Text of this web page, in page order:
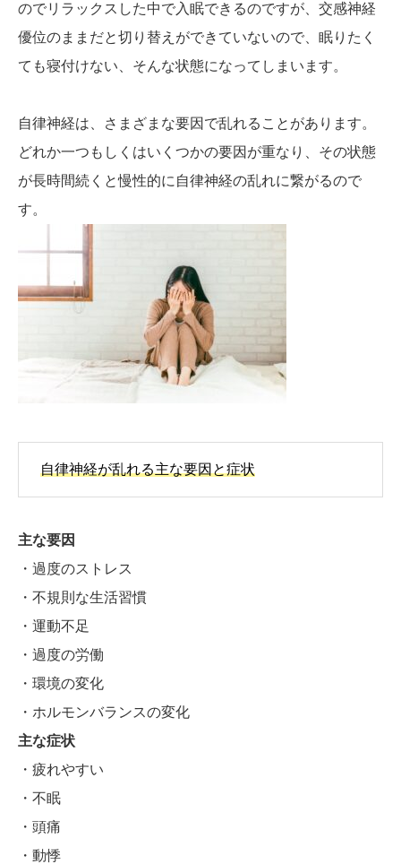
のでリラックスした中で入眠できるのですが、交感神経
優位のままだと切り替えができていないので、眠りたく
ても寝付けない、そんな状態になってしまいます。
自律神経は、さまざまな要因で乱れることがあります。
どれか一つもしくはいくつかの要因が重なり、その状態
が長時間続くと慢性的に自律神経の乱れに繋がるので
す。
自律神経が乱れる主な要因と症状
主な要因
・過度のストレス
・不規則な生活習慣
・運動不足
・過度の労働
・環境の変化
・ホルモンバランスの変化
主な症状
・疲れやすい
・不眠
・頭痛
・動悸